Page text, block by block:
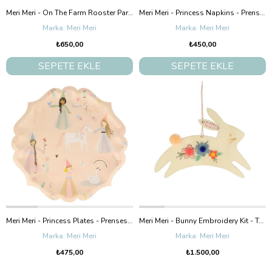
Meri Meri - On The Farm Rooster Party Cups - Horoz Bardak
Meri Meri
₺650,00
SEPETE EKLE
Meri Meri - Princess Napkins - Prenses Peçete - L
Meri Meri
₺450,00
SEPETE EKLE
Meri Meri - Princess Plates - Prenses Tabak - L
Meri Meri
₺475,00
Meri Meri - Bunny Embroidery Kit - Tavşanlı Nakış İşleme Seti
Meri Meri
₺1.500,00